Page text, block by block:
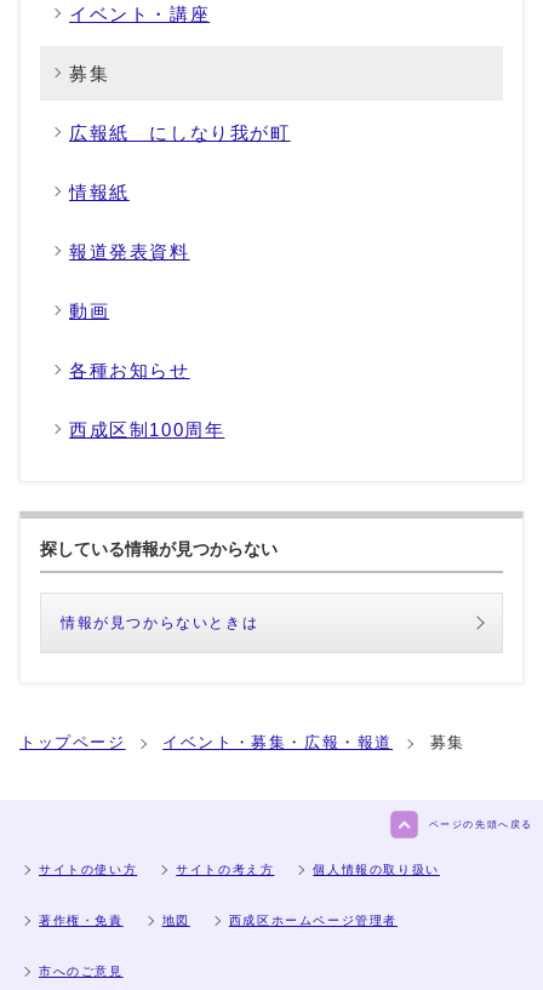
イベント・講座
募集
広報紙 にしなり我が町
情報紙
報道発表資料
動画
各種お知らせ
西成区制100周年
探している情報が見つからない
情報が見つからないときは
トップページ イベント・募集・広報・報道 募集
ページの先頭へ戻る
サイトの使い方 サイトの考え方 個人情報の取り扱い
著作権・免責 地図 西成区ホームページ管理者
市へのご意見